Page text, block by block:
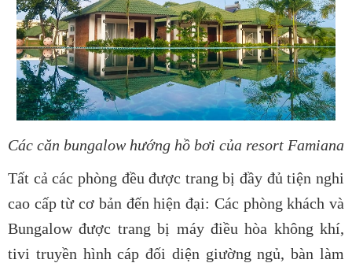
Các căn bungalow hướng hồ bơi của resort Famiana
Tất cả các phòng đều được trang bị đầy đủ tiện nghi
cao cấp từ cơ bản đến hiện đại: Các phòng khách và
Bungalow được trang bị máy điều hòa không khí,
tivi truyền hình cáp đối diện giường ngủ, bàn làm